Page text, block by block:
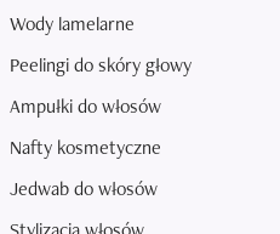
Wody lamelarne
Peelingi do skóry głowy
Ampułki do włosów
Nafty kosmetyczne
Jedwab do włosów